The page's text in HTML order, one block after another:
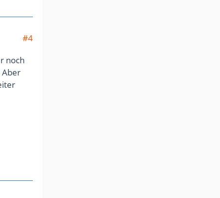
#4
noch
Aber